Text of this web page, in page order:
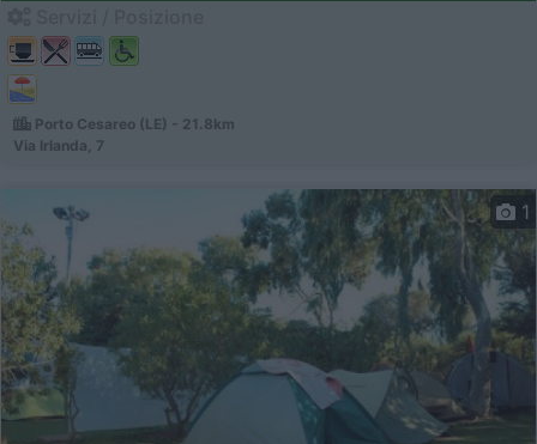
Porto Cesareo (LE) - 21.8km
Via Irlanda, 7
1